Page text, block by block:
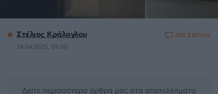
Στέλιος Κράλογλου
24.04.2025, 09:00
258 ΣΧΟΛΙΑ
Δείτε περισσότερα άρθρα μας στα αποτελέσματα